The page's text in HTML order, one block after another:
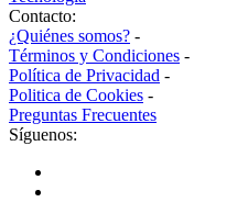
Contacto:
¿Quiénes somos? -
Términos y Condiciones -
Política de Privacidad -
Politica de Cookies -
Preguntas Frecuentes
Síguenos: